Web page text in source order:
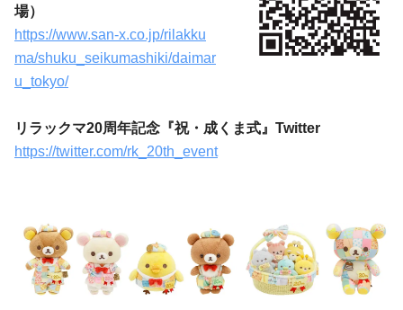
場）
https://www.san-x.co.jp/rilakku
ma/shuku_seikumashiki/daimar
u_tokyo/
リラックマ20周年記念『祝・成くま式』Twitter
https://twitter.com/rk_20th_event